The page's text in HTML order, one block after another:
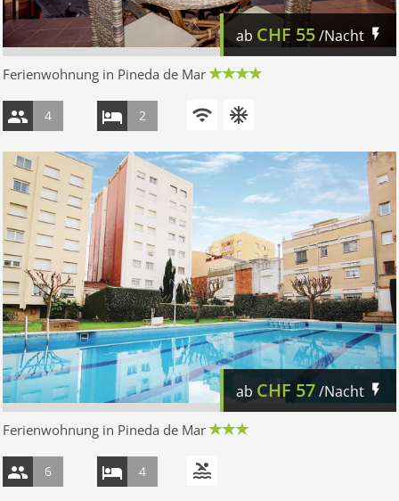
ab CHF 55/Nacht
Ferienwohnung in Pineda de Mar
4 2
ab CHF 57/Nacht
Ferienwohnung in Pineda de Mar
6 4